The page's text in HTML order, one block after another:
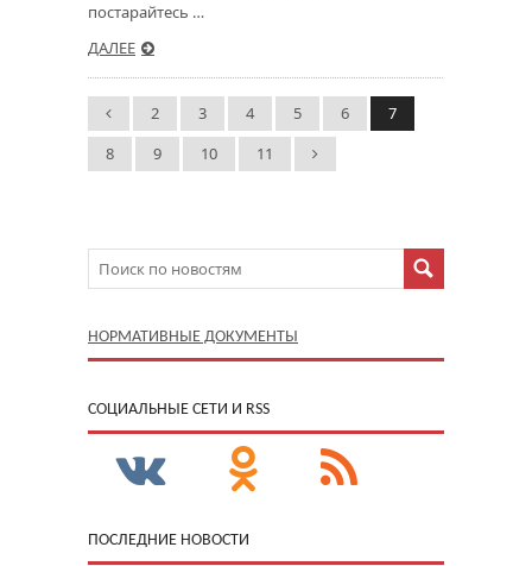
постарайтесь …
ДАЛЕЕ
2 3 4 5 6
7
8
9 10 11
НОРМАТИВНЫЕ ДОКУМЕНТЫ
CОЦИАЛЬНЫЕ СЕТИ И RSS
ПОСЛЕДНИЕ НОВОСТИ